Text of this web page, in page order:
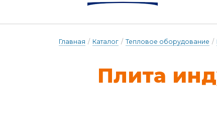
Главная / Каталог / Тепловое оборудование /
Пли­та